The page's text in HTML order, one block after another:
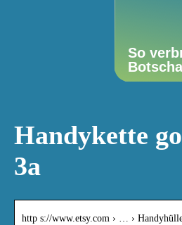
So
Handykette
3a
http s://www.etsy.com › … ›